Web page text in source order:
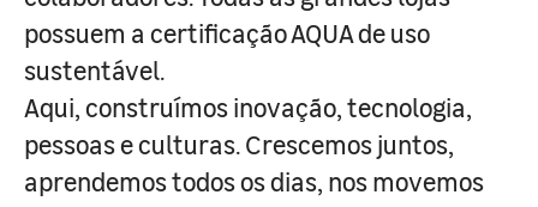
possuem a certificação AQUA de uso
sustentável.
Aqui, construímos inovação, tecnologia,
pessoas e culturas. Crescemos juntos,
aprendemos todos os dias, nos movemos